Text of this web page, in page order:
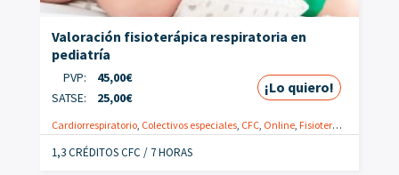
Valoración fisioterápica respiratoria en
pediatría
PVP: 45,00€
SATSE:
25,00€
¡Lo quiero!
Cardiorrespiratorio, Colectivos especiales, CFC, Online, Fisioterapeutas
1,3 CRÉDITOS CFC / 7 HORAS